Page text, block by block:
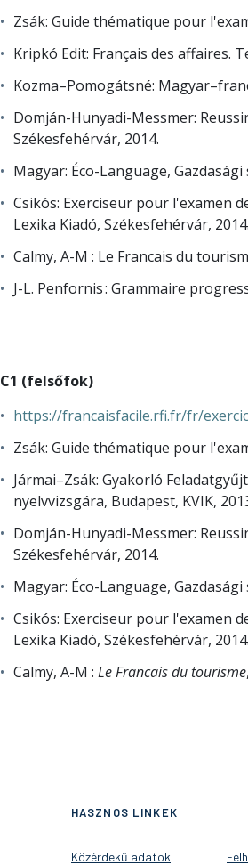
Zsák: Guide thématique pour
Kripkó Edit: Français des affaires.
Kozma–Pomogátsné:
Domján-Hunyadi-Messmer:
Székesfehérvár, 2014.
Magyar: Éco-Language,
Csikós: Exerciseur pour l'examen
Lexika Kiadó, Székesfehérvár, 2014.
Calmy, A-M : Le Francais du
J-L. Penfornis : Grammaire
C1 (felsőfok)
https://francaisfacile.rfi.fr/fr/
Zsák: Guide thématique pour
Jármai–Zsák: Gyakorló
nyelvvizsgára, Budapest, KVIK,
Domján-Hunyadi-Messmer:
Székesfehérvár, 2014.
Magyar: Éco-Language,
Csikós: Exerciseur pour l'examen
Lexika Kiadó, Székesfehérvár, 2014.
Calmy, A-M : Le Francais du tourisme
HASZNOS LINKEK
Közérdekű adatok